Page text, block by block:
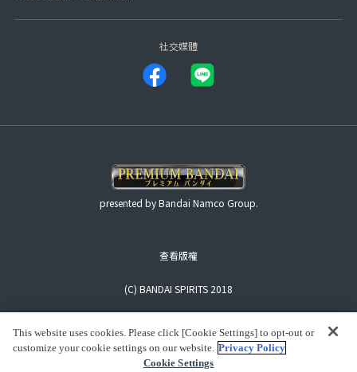
社交媒體
presented by Bandai Namco Group.
查看版權
(C) BANDAI SPIRITS 2018
This website uses cookies. Please click [Cookie Settings] to opt-out or
customize your cookie settings on our website. Privacy Policy
Cookie Settings